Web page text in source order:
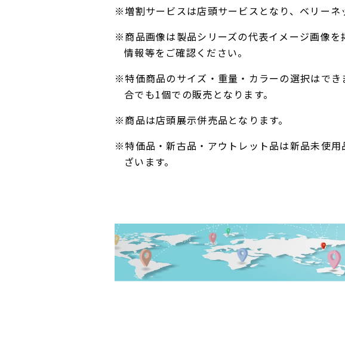
※増割サービスは店頭サービスとなり、ベリーネ
※商品画像は製品シリーズの代表イメージ画像
情報等をご確認ください。
※特価商品のサイズ・重量・カラーの選択はで
合でも1個での販売となります。
※商品は店頭展示併売品となります。
※特価品・新古品・アウトレット品は新品未使
ざいます。